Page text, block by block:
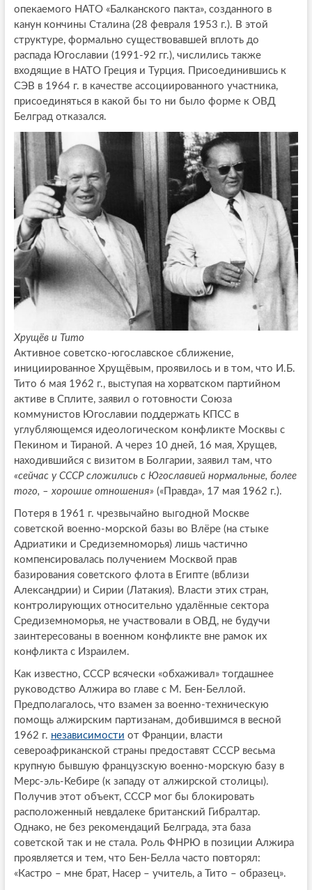
опекаемого НАТО «Балканского пакта», созданного в
канун кончины Сталина (28 февраля 1953 г.). В этой
структуре, формально существовавшей вплоть до
распада Югославии (1991-92 гг.), числились также
входящие в НАТО Греция и Турция. Присоединившись к
СЭВ в 1964 г. в качестве ассоциированного участника,
присоединяться в какой бы то ни было форме к ОВД
Белград отказался.
Хрущёв и Тито
Активное советско-югославское сближение,
инициированное Хрущёвым, проявилось и в том, что И.Б.
Тито 6 мая 1962 г., выступая на хорватском партийном
активе в Сплите, заявил о готовности Союза
коммунистов Югославии поддержать КПСС в
углубляющемся идеологическом конфликте Москвы с
Пекином и Тираной. А через 10 дней, 16 мая, Хрущев,
находившийся с визитом в Болгарии, заявил там, что
«сейчас у СССР сложились с Югославией нормальные, более
того, – хорошие отношения» («Правда», 17 мая 1962 г.).
Потеря в 1961 г. чрезвычайно выгодной Москве
советской военно-морской базы во Влёре (на стыке
Адриатики и Средиземноморья) лишь частично
компенсировалась получением Москвой прав
базирования советского флота в Египте (вблизи
Александрии) и Сирии (Латакия). Власти этих стран,
контролирующих относительно удалённые сектора
Средиземноморья, не участвовали в ОВД, не будучи
заинтересованы в военном конфликте вне рамок их
конфликта с Израилем.
Как известно, СССР всячески «обхаживал» тогдашнее
руководство Алжира во главе с М. Бен-Беллой.
Предполагалось, что взамен за военно-техническую
помощь алжирским партизанам, добившимся в весной
1962 г. независимости от Франции, власти
североафриканской страны предоставят СССР весьма
крупную бывшую французскую военно-морскую базу в
Мерс-эль-Кебире (к западу от алжирской столицы).
Получив этот объект, СССР мог бы блокировать
расположенный невдалеке британский Гибралтар.
Однако, не без рекомендаций Белграда, эта база
советской так и не стала. Роль ФНРЮ в позиции Алжира
проявляется и тем, что Бен-Белла часто повторял:
«Кастро – мне брат, Насер – учитель, а Тито – образец».